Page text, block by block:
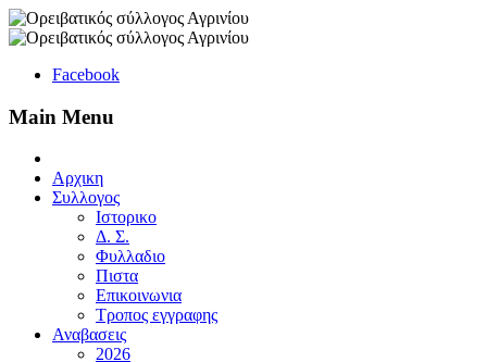
Facebook
Main Menu
Αρχικη
Συλλογος
Ιστορικο
Δ. Σ.
Φυλλαδιο
Πιστα
Επικοινωνια
Τροπος εγγραφης
Αναβασεις
2026